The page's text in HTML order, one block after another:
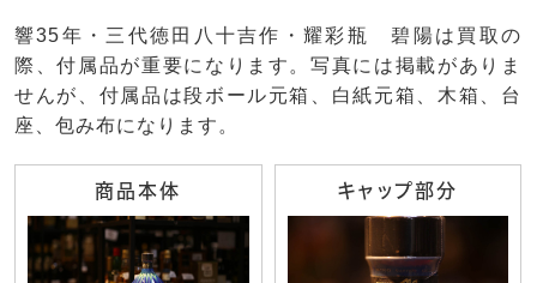
響35年・三代徳田八十吉作・耀彩瓶 碧陽は買取の
際、付属品が重要になります。写真には掲載がありま
せんが、付属品は段ボール元箱、白紙元箱、木箱、台
座、包み布になります。
商品本体 キャップ部分